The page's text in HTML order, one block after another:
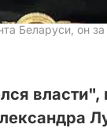
Беларуси, он